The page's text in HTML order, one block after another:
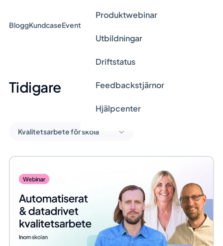
Produktwebinar
Utbildningar
Driftstatus
Feedbackstjärnor
Hjälpcenter
BloggKundcaseEvent & Webinar
Tidigare
Kvalitetsarbete för skola